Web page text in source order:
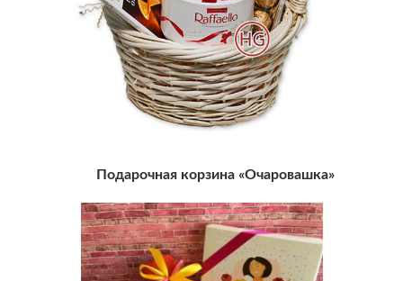
Подарочная корзина «Очаровашка»